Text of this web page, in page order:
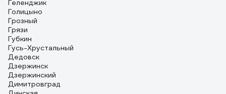
Геленджик
Голицыно
Грозный
Грязи
Губкин
Гусь-Хрустальный
Дедовск
Дзержинск
Дзержинский
Димитровград